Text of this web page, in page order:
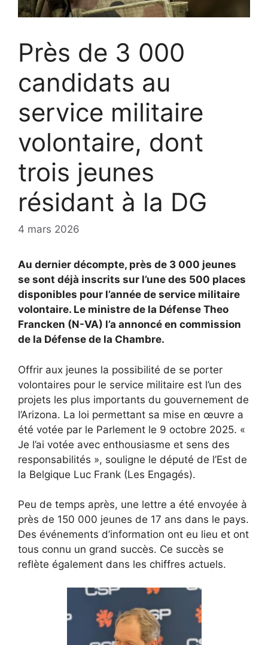
Près de 3 000
candidats au
service militaire
volontaire, dont
trois jeunes
résidant à la DG
4 mars 2026
Au dernier décompte, près de 3 000 jeunes
se sont déjà inscrits sur l’une des 500 places
disponibles pour l’année de service militaire
volontaire. Le ministre de la Défense Theo
Francken (N-VA) l’a annoncé en commission
de la Défense de la Chambre.
Offrir aux jeunes la possibilité de se porter
volontaires pour le service militaire est l’un des
projets les plus importants du gouvernement de
l’Arizona. La loi permettant sa mise en œuvre a
été votée par le Parlement le 9 octobre 2025. «
Je l’ai votée avec enthousiasme et sens des
responsabilités », souligne le député de l’Est de
la Belgique Luc Frank (Les Engagés).
Peu de temps après, une lettre a été envoyée à
près de 150 000 jeunes de 17 ans dans le pays.
Des événements d’information ont eu lieu et ont
tous connu un grand succès. Ce succès se
reflète également dans les chiffres actuels.